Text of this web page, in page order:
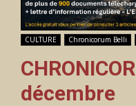
CULTURE Chronicorum Belli
décembre